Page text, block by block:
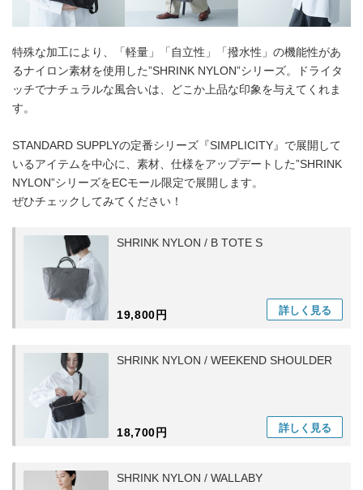
特殊な加工により、「軽量」「自立性」「撥水性」の機能性があ
るナイロン素材を使用した”SHRINK NYLON”シリーズ。ドライタ
ッチでナチュラルな風合いは、どこか上品な印象を与えてくれま
す。
STANDARD SUPPLYの定番シリーズ『SIMPLICITY』で展開して
いるアイテムを中心に、素材、仕様をアップデートした”SHRINK
NYLON”シリーズをECモール限定で展開します。
ぜひチェックしてみてください！
SHRINK NYLON / B TOTE S
19,800円 詳しく 見る
SHRINK NYLON / WEEKEND SHOULDER
18,700円 詳しく 見る
SHRINK NYLON / WALLABY